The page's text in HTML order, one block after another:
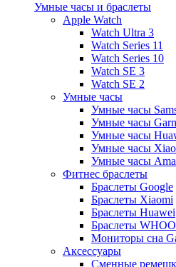
Умные часы и браслеты
Apple Watch
Watch Ultra 3
Watch Series 11
Watch Series 10
Watch SE 3
Watch SE 2
Умные часы
Умные часы
Умные часы
Умные часы
Умные часы
Умные часы
Фитнес браслеты
Браслеты Google
Браслеты Xiaomi
Браслеты Huawei
Браслеты
Мониторы сна
Аксессуары
Сменные